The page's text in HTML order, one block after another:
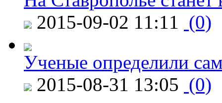
2015-09-02 11:11 (0)
Ученые определили
2015-08-31 13:05 (0)